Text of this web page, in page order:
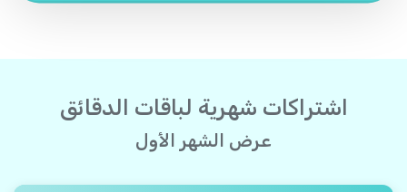
اشتراكات شهرية لباقات الدقائق
عرض الشهر الأول